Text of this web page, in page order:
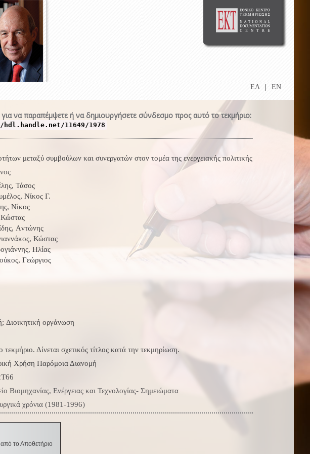
ΕΛ EN
να παραπέμψετε ή να δημιουργήσετε σύνδεσμο προς αυτό το τεκμήριο:
11649/1978
μεταξύ συμβούλων και συνεργατών στον τομέα της ενεργειακής πολιτικής
Τάσος
Νίκος Γ.
Νίκος
Aντώνης
Κώστας
Ηλίας
Γεώργιος
Διοικητική οργάνωση
τεκμήριο. Δίνεται σχετικός τίτλος κατά την τεκμηρίωση.
Χρήση Παρόμοια Διανομή
Βιομηχανίας, Ενέργειας και Τεχνολογίας- Σημειώματα
χρόνια (1981-1996)
το Αποθετήριο